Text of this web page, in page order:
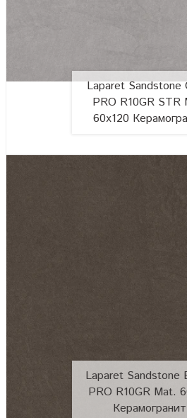
Laparet Sandstone
PRO R10GR STR
60x120
Laparet Sandstone
PRO R10GR Mat.
Керамогранит